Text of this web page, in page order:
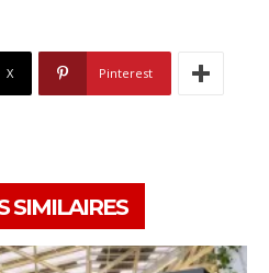
X Pinterest
SIMILAIRES